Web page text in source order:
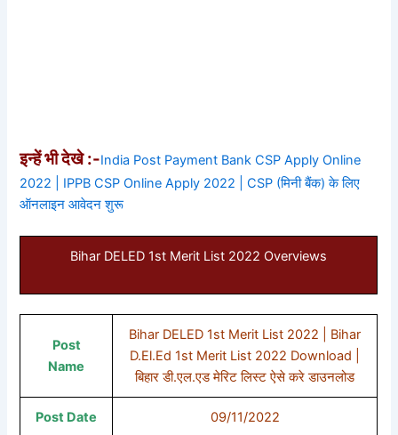
इन्हें भी देखे :-India Post Payment Bank CSP Apply Online
2022 | IPPB CSP Online Apply 2022 | CSP (मिनी बैंक) के लिए
ऑनलाइन आवेदन शुरू
Bihar DELED 1st Merit List 2022 Overviews
Post
Name
Bihar DELED 1st Merit List 2022 | Bihar
D.El.Ed 1st Merit List 2022 Download |
बिहार डी.एल.एड मेरिट लिस्ट ऐसे करे डाउनलोड
Post Date 09/11/2022